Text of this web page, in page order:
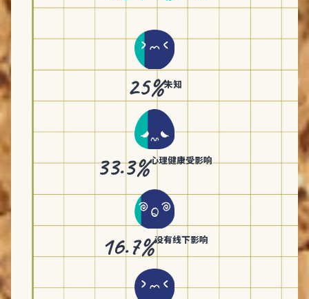
25%未知
33.3%心理健康受影响
16.7%没有线下影响